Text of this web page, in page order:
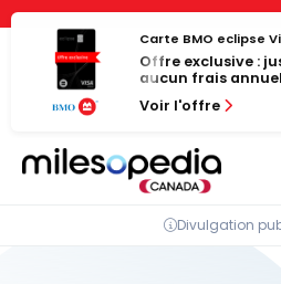
Panneau de gestion des cookies
Passer
contenu
Carte BMO eclipse
Offre exclusive :
aucun frais
Voir l'offre
Divulgation